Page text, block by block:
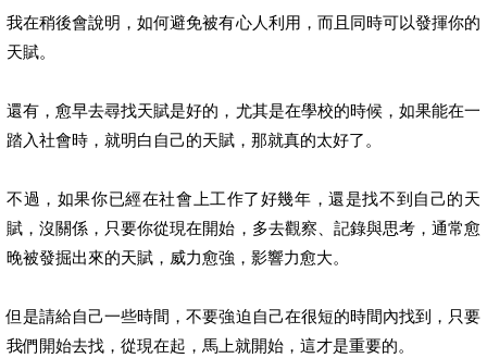
我在稍後會說明，如何避免被有心人利用，而且同時可以發揮你的
天賦。
還有，愈早去尋找天賦是好的，尤其是在學校的時候，如果能在一
踏入社會時，就明白自己的天賦，那就真的太好了。
不過，如果你已經在社會上工作了好幾年，還是找不到自己的天
賦，沒關係，只要你從現在開始，多去觀察、記錄與思考，通常愈
晚被發掘出來的天賦，威力愈強，影響力愈大。
但是請給自己一些時間，不要強迫自己在很短的時間內找到，只要
我們開始去找，從現在起，馬上就開始，這才是重要的。